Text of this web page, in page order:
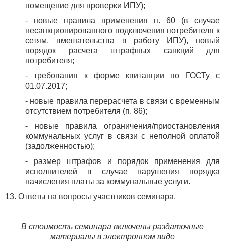
помещение для проверки ИПУ);
- новые правила применения п. 60 (в случае
несанкционированного подключения потребителя к
сетям, вмешательства в работу ИПУ), новый
порядок расчета штрафных санкций для
потребителя;
- требования к форме квитанции по ГОСТу с
01.07.2017;
- новые правила перерасчета в связи с временным
отсутствием потребителя (п. 86);
- новые правила ограничения/приостановления
коммунальных услуг в связи с неполной оплатой
(задолженностью);
- размер штрафов и порядок применения для
исполнителей в случае нарушения порядка
начисления платы за коммунальные услуги.
13. Ответы на вопросы участников семинара.
В стоимость семинара включены раздаточные
материалы в электронном виде